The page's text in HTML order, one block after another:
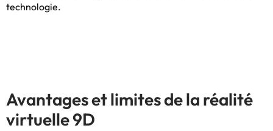
technologie.
Avantages et limites de la réalité
virtuelle 9D